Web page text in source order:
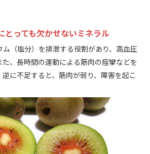
っても欠かせないミネラル
（塩分）を排泄する役割があり、高血圧
た、長時間の運動による筋肉の痙攣などを
に不足すると、筋肉が弱り、障害を起こ